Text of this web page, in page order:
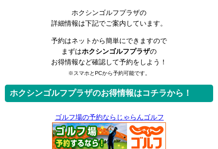
ホクシンゴルフプラザの
詳細情報は下記でご案内しています。
予約はネットから簡単にできますので
まずはホクシンゴルフプラザの
お得情報など確認して予約をしよう！
※スマホとPCから予約可能です。
ホクシンゴルフプラザのお得情報はコチラから！
ゴルフ場の予約ならじゃらんゴルフ